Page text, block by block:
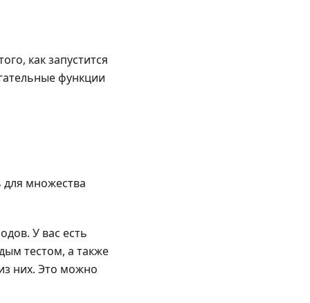
как запустится
функции
для множества
У вас есть
тестом, а также
них. Это можно